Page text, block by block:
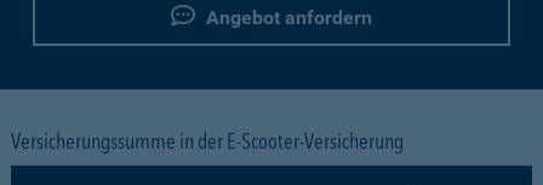
Angebot anfordern
Versicherungssumme in der E-Scooter-Versicherung